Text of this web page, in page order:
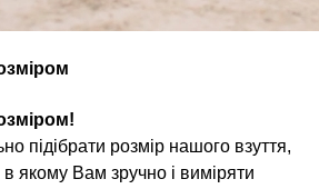
підібрати розмір нашого взуття,
в якому Вам зручно і виміряти